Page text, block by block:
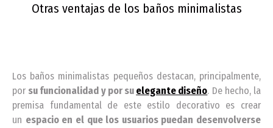
Otras ventajas de los baños minimalistas
Los baños minimalistas pequeños destacan, principalmente,
por su funcionalidad y por su elegante diseño. De hecho, la
premisa fundamental de este estilo decorativo es crear
un espacio en el que los usuarios puedan desenvolverse